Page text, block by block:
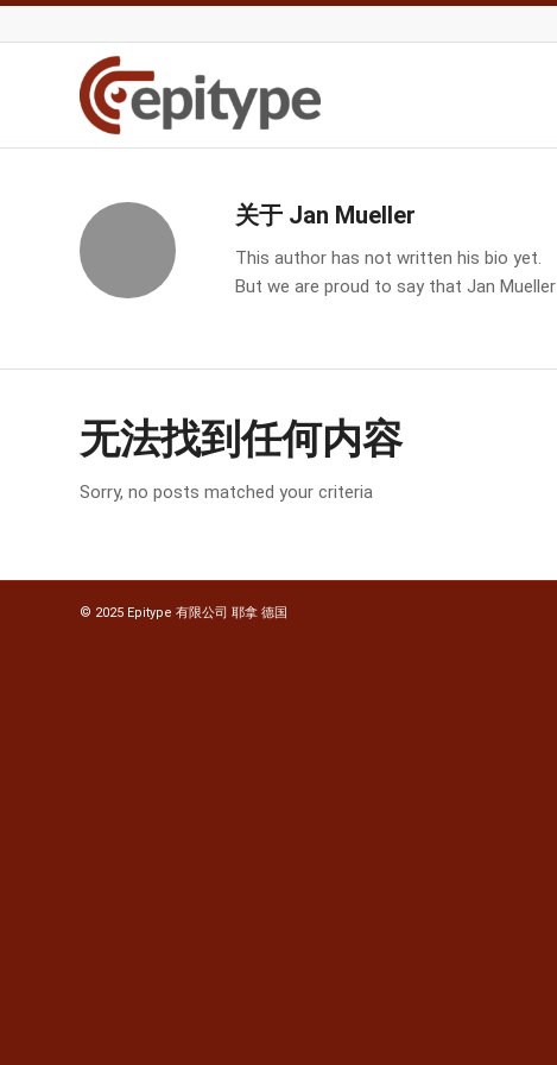
关于 Jan Mueller
This author has not written his bio yet.
But we are proud to say that Jan Mueller
无法找到任何内容
Sorry, no posts matched your criteria
© 2025 Epitype 有限公司 耶拿 德国